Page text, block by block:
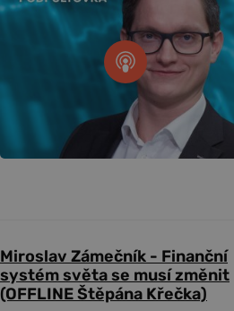
Miroslav Zámečník - Finanční
systém světa se musí změnit
(OFFLINE Štěpána Křečka)